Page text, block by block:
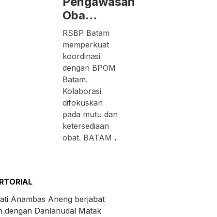
Oba…
RSBP Batam
memperkuat
koordinasi
dengan BPOM
Batam.
Kolaborasi
difokuskan
pada mutu dan
ketersediaan
obat. BATAM .